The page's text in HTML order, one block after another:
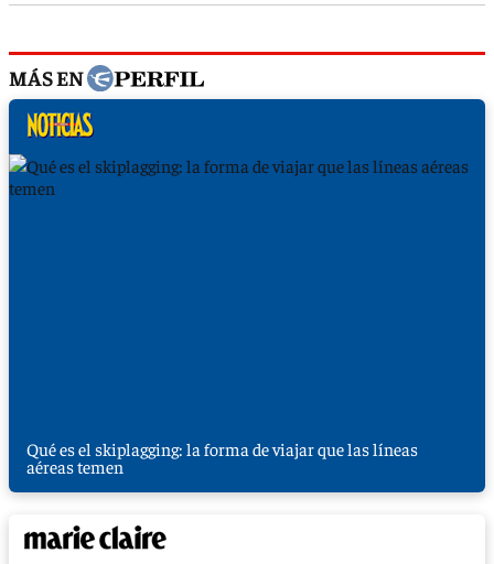
MÁS EN
Qué es el skiplagging: la forma de viajar que las líneas
aéreas temen